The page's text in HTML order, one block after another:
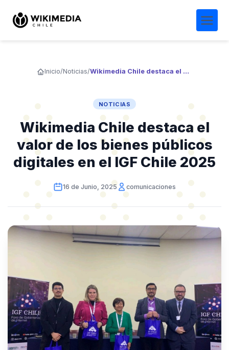
Inicio/Noticias/ Wikimedia Chile destaca el valor de los bienes públicos digitales en el IGF Chile 2025
NOTICIAS
Wikimedia Chile destaca el
valor de los bienes públicos
digitales en el IGF Chile 2025
16 de Junio, 2025 comunicaciones